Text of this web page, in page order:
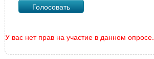
У вас нет прав на участие в данном опросе.